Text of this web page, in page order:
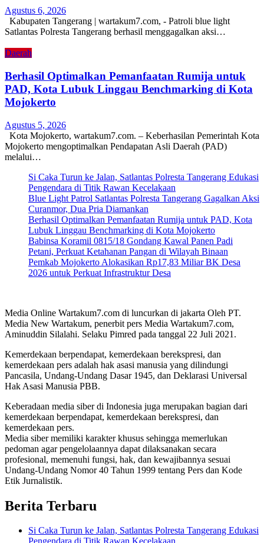
Agustus 6, 2026
Kabupaten Tangerang | wartakum7.com, - Patroli blue light
Satlantas Polresta Tangerang berhasil menggagalkan aksi…
Daerah
Berhasil Optimalkan Pemanfaatan Rumija untuk
PAD, Kota Lubuk Linggau Benchmarking di Kota
Mojokerto
Agustus 5, 2026
Kota Mojokerto, wartakum7.com. – Keberhasilan Pemerintah Kota
Mojokerto mengoptimalkan Pendapatan Asli Daerah (PAD)
melalui…
Si Caka Turun ke Jalan, Satlantas Polresta Tangerang Edukasi
Pengendara di Titik Rawan Kecelakaan
Blue Light Patrol Satlantas Polresta Tangerang Gagalkan Aksi
Curanmor, Dua Pria Diamankan
Berhasil Optimalkan Pemanfaatan Rumija untuk PAD, Kota
Lubuk Linggau Benchmarking di Kota Mojokerto
Babinsa Koramil 0815/18 Gondang Kawal Panen Padi
Petani, Perkuat Ketahanan Pangan di Wilayah Binaan
Pemkab Mojokerto Alokasikan Rp17,83 Miliar BK Desa
2026 untuk Perkuat Infrastruktur Desa
Media Online Wartakum7.com di luncurkan di jakarta Oleh PT.
Media New Wartakum, penerbit pers Media Wartakum7.com,
Aminuddin Silalahi. Selaku Pimred pada tanggal 22 Juli 2021.
Kemerdekaan berpendapat, kemerdekaan berekspresi, dan
kemerdekaan pers adalah hak asasi manusia yang dilindungi
Pancasila, Undang-Undang Dasar 1945, dan Deklarasi Universal
Hak Asasi Manusia PBB.
Keberadaan media siber di Indonesia juga merupakan bagian dari
kemerdekaan berpendapat, kemerdekaan berekspresi, dan
kemerdekaan pers.
Media siber memiliki karakter khusus sehingga memerlukan
pedoman agar pengelolaannya dapat dilaksanakan secara
profesional, memenuhi fungsi, hak, dan kewajibannya sesuai
Undang-Undang Nomor 40 Tahun 1999 tentang Pers dan Kode
Etik Jurnalistik.
Berita Terbaru
Si Caka Turun ke Jalan, Satlantas Polresta Tangerang Edukasi